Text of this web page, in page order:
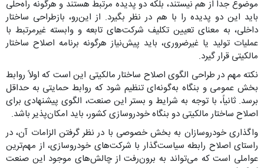
موضوع جدا از هم نیستند، بلکه دو پدیده مرتبط هستند و هرگونه راه‌حلی
باید این دو پدیده را با هم در نظر بگیرد. از این‌رو، بازطراحی ساختار
داخلی، به معنای تعیین تکلیف شرکت‌های تابعه و وابسته غیرمرتبط با
عملیات تولید یا غیرضروری، باید پیش‌نیاز هرگونه برنامه اصلاح ساختار
مالکیتی قرار گیرد.
نکته مهم در طراحی الگوی اصلاح ساختار مالکیتی این است که اولاً روابط
بخش عمومی و بنگاه به‌گونه‌ای تنظیم شود که روابط حمایتی به حداقل
برسد. ثانیاً، با توجه به شرایط و بستر این صنعت، الگوی پیشنهادی برای
اصلاح ساختار مالکیتی دو بنگاه خودروسازی کشور، باید امکان‌پذیر باشد.
واگذاری خودروسازان به بخش خصوصی با در نظر گرفتن الزامات آن، در
راستای اصلاح رابطه سیاست‌گذار با شرکت‌های خودروسازی، از مهم‌ترین
عواملی است که می‌تواند به برون‌رفت از چالش‌های موجود این صنعت